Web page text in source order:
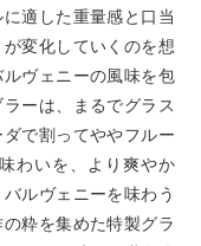
適した重量感と口当
変化していくのを想
ヴェニーの風味を包
ーは、まるでグラス
で割ってややフルー
わいを、より爽やか
ルヴェニーを味わう
粋を集めた特製グラ